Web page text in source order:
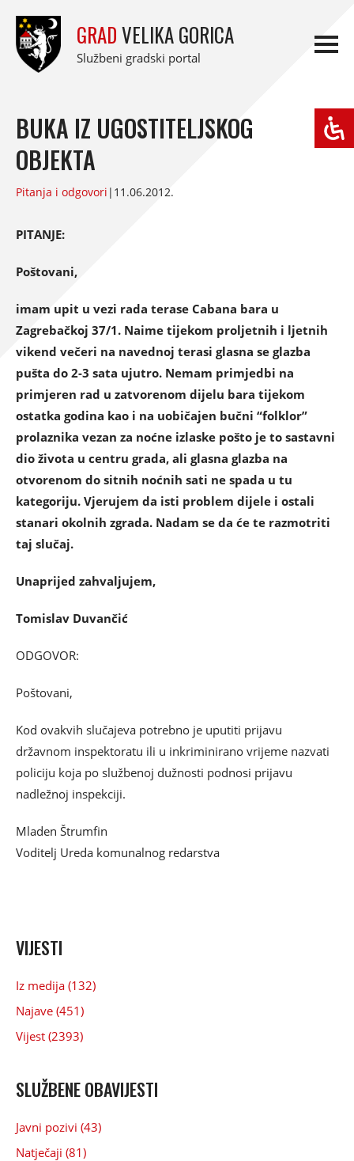
GRADVELIKA GORICA
Službeni gradski portal
BUKA IZ UGOSTITELJSKOG
OBJEKTA
Pitanja i odgovori | 11.06.2012.
PITANJE:
Poštovani,
imam upit u vezi rada terase Cabana bara u
Zagrebačkoj 37/1. Naime tijekom proljetnih i ljetnih
vikend večeri na navednoj terasi glasna se glazba
pušta do 2-3 sata ujutro. Nemam primjedbi na
primjeren rad u zatvorenom dijelu bara tijekom
ostatka godina kao i na uobičajen bučni “folklor”
prolaznika vezan za noćne izlaske pošto je to sastavni
dio života u centru grada, ali glasna glazba na
otvorenom do sitnih noćnih sati ne spada u tu
kategoriju. Vjerujem da isti problem dijele i ostali
stanari okolnih zgrada. Nadam se da će te razmotriti
taj slučaj.
Unaprijed zahvaljujem,
Tomislav Duvančić
ODGOVOR:
Poštovani,
Kod ovakvih slučajeva potrebno je uputiti prijavu
državnom inspektoratu ili u inkriminirano vrijeme nazvati
policiju koja po službenoj dužnosti podnosi prijavu
nadležnoj inspekciji.
Mladen Štrumfin
Voditelj Ureda komunalnog redarstva
VIJESTI
Iz medija (132)
Najave (451)
Vijest (2393)
SLUŽBENE OBAVIJESTI
Javni pozivi (43)
Natječaji (81)